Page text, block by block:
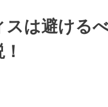
は避ける